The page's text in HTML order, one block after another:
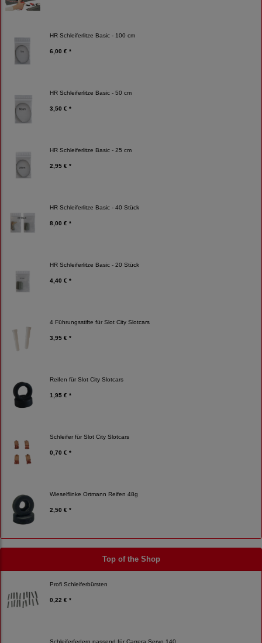
HR Schleiferlitze Basic - 100 cm
6,00 € *
HR Schleiferlitze Basic - 50 cm
3,50 € *
HR Schleiferlitze Basic - 25 cm
2,95 € *
HR Schleiferlitze Basic - 40 Stück
8,00 € *
HR Schleiferlitze Basic - 20 Stück
4,40 € *
4 Führungsstifte für Slot City Slotcars
3,95 € *
Reifen für Slot City Slotcars
1,95 € *
Schleifer für Slot City Slotcars
0,70 € *
Wieselflinke Ortmann Reifen 48g
2,50 € *
Top of the Shop
Profi Schleiferbürsten
0,22 € *
Schleiferfedern passend für Carrera Servo 140